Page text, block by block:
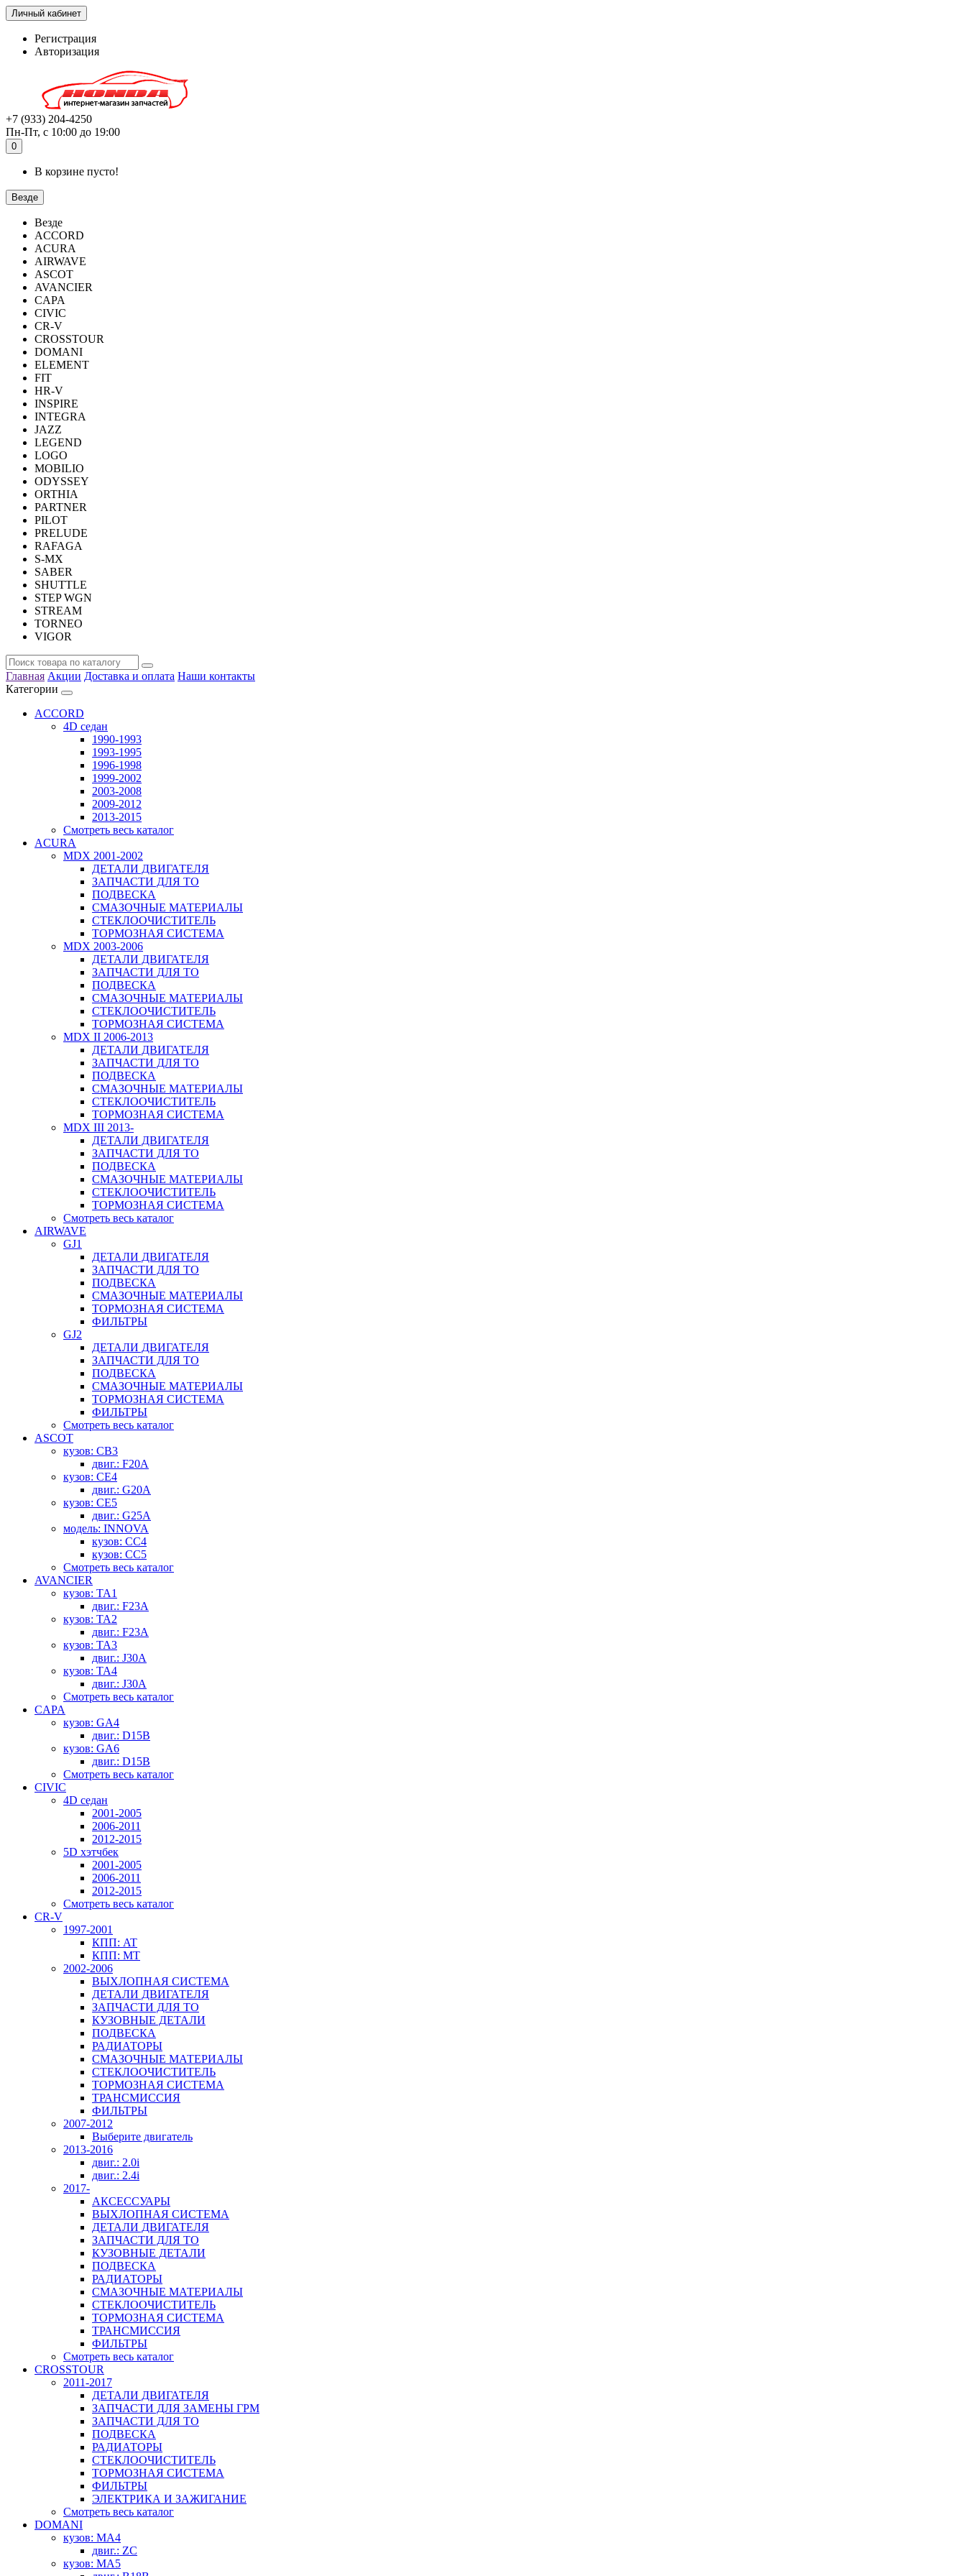
Личный кабинет
Регистрация
Авторизация
+7 (933) 204-4250
Пн-Пт, с 10:00 до 19:00
0
В корзине пусто!
Везде
Везде
ACCORD
ACURA
AIRWAVE
ASCOT
AVANCIER
CAPA
CIVIC
CR-V
CROSSTOUR
DOMANI
ELEMENT
FIT
HR-V
INSPIRE
INTEGRA
JAZZ
LEGEND
LOGO
MOBILIO
ODYSSEY
ORTHIA
PARTNER
PILOT
PRELUDE
RAFAGA
S-MX
SABER
SHUTTLE
STEP WGN
STREAM
TORNEO
VIGOR
Главная Акции Доставка и оплата Наши контакты
Категории
ACCORD
4D седан
1990-1993
1993-1995
1996-1998
1999-2002
2003-2008
2009-2012
2013-2015
Смотреть весь каталог
ACURA
MDX 2001-2002
ДЕТАЛИ ДВИГАТЕЛЯ
ЗАПЧАСТИ ДЛЯ ТО
ПОДВЕСКА
СМАЗОЧНЫЕ МАТЕРИАЛЫ
СТЕКЛООЧИСТИТЕЛЬ
ТОРМОЗНАЯ СИСТЕМА
MDX 2003-2006
ДЕТАЛИ ДВИГАТЕЛЯ
ЗАПЧАСТИ ДЛЯ ТО
ПОДВЕСКА
СМАЗОЧНЫЕ МАТЕРИАЛЫ
СТЕКЛООЧИСТИТЕЛЬ
ТОРМОЗНАЯ СИСТЕМА
MDX II 2006-2013
ДЕТАЛИ ДВИГАТЕЛЯ
ЗАПЧАСТИ ДЛЯ ТО
ПОДВЕСКА
СМАЗОЧНЫЕ МАТЕРИАЛЫ
СТЕКЛООЧИСТИТЕЛЬ
ТОРМОЗНАЯ СИСТЕМА
MDX III 2013-
ДЕТАЛИ ДВИГАТЕЛЯ
ЗАПЧАСТИ ДЛЯ ТО
ПОДВЕСКА
СМАЗОЧНЫЕ МАТЕРИАЛЫ
СТЕКЛООЧИСТИТЕЛЬ
ТОРМОЗНАЯ СИСТЕМА
Смотреть весь каталог
AIRWAVE
GJ1
ДЕТАЛИ ДВИГАТЕЛЯ
ЗАПЧАСТИ ДЛЯ ТО
ПОДВЕСКА
СМАЗОЧНЫЕ МАТЕРИАЛЫ
ТОРМОЗНАЯ СИСТЕМА
ФИЛЬТРЫ
GJ2
ДЕТАЛИ ДВИГАТЕЛЯ
ЗАПЧАСТИ ДЛЯ ТО
ПОДВЕСКА
СМАЗОЧНЫЕ МАТЕРИАЛЫ
ТОРМОЗНАЯ СИСТЕМА
ФИЛЬТРЫ
Смотреть весь каталог
ASCOT
кузов: CB3
двиг.: F20A
кузов: CE4
двиг.: G20A
кузов: CE5
двиг.: G25A
модель: INNOVA
кузов: CC4
кузов: CC5
Смотреть весь каталог
AVANCIER
кузов: TA1
двиг.: F23A
кузов: TA2
двиг.: F23A
кузов: TA3
двиг.: J30A
кузов: TA4
двиг.: J30A
Смотреть весь каталог
CAPA
кузов: GA4
двиг.: D15B
кузов: GA6
двиг.: D15B
Смотреть весь каталог
CIVIC
4D седан
2001-2005
2006-2011
2012-2015
5D хэтчбек
2001-2005
2006-2011
2012-2015
Смотреть весь каталог
CR-V
1997-2001
КПП: AT
КПП: MT
2002-2006
ВЫХЛОПНАЯ СИСТЕМА
ДЕТАЛИ ДВИГАТЕЛЯ
ЗАПЧАСТИ ДЛЯ ТО
КУЗОВНЫЕ ДЕТАЛИ
ПОДВЕСКА
РАДИАТОРЫ
СМАЗОЧНЫЕ МАТЕРИАЛЫ
СТЕКЛООЧИСТИТЕЛЬ
ТОРМОЗНАЯ СИСТЕМА
ТРАНСМИССИЯ
ФИЛЬТРЫ
2007-2012
Выберите двигатель
2013-2016
двиг.: 2.0i
двиг.: 2.4i
2017-
АКСЕССУАРЫ
ВЫХЛОПНАЯ СИСТЕМА
ДЕТАЛИ ДВИГАТЕЛЯ
ЗАПЧАСТИ ДЛЯ ТО
КУЗОВНЫЕ ДЕТАЛИ
ПОДВЕСКА
РАДИАТОРЫ
СМАЗОЧНЫЕ МАТЕРИАЛЫ
СТЕКЛООЧИСТИТЕЛЬ
ТОРМОЗНАЯ СИСТЕМА
ТРАНСМИССИЯ
ФИЛЬТРЫ
Смотреть весь каталог
CROSSTOUR
2011-2017
ДЕТАЛИ ДВИГАТЕЛЯ
ЗАПЧАСТИ ДЛЯ ЗАМЕНЫ ГРМ
ЗАПЧАСТИ ДЛЯ ТО
ПОДВЕСКА
РАДИАТОРЫ
СТЕКЛООЧИСТИТЕЛЬ
ТОРМОЗНАЯ СИСТЕМА
ФИЛЬТРЫ
ЭЛЕКТРИКА И ЗАЖИГАНИЕ
Смотреть весь каталог
DOMANI
кузов: MA4
двиг.: ZC
кузов: MA5